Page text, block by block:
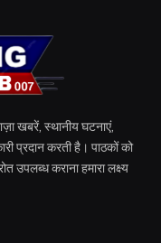
खबरें, स्थानीय घटनाएं,
प्रदान करती है। पाठकों को
उपलब्ध कराना हमारा लक्ष्य